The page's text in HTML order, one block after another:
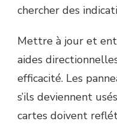
chercher des
Mettre à jour et
aides
efficacité. Les
s’ils deviennent
cartes doivent